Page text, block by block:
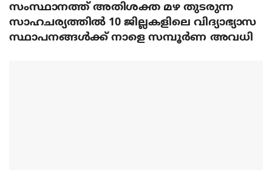
സംസ്ഥാനത്ത് അതിശക്ത മഴ തുടരുന്ന
സാഹചര്യത്തിൽ 10 ജില്ലകളിലെ വിദ്യാഭ്യാസ
സ്ഥാപനങ്ങൾക്ക് നാളെ സമ്പൂർണ അവധി